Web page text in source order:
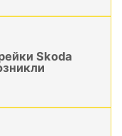
Skoda